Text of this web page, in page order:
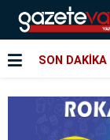
SON DAKİKA